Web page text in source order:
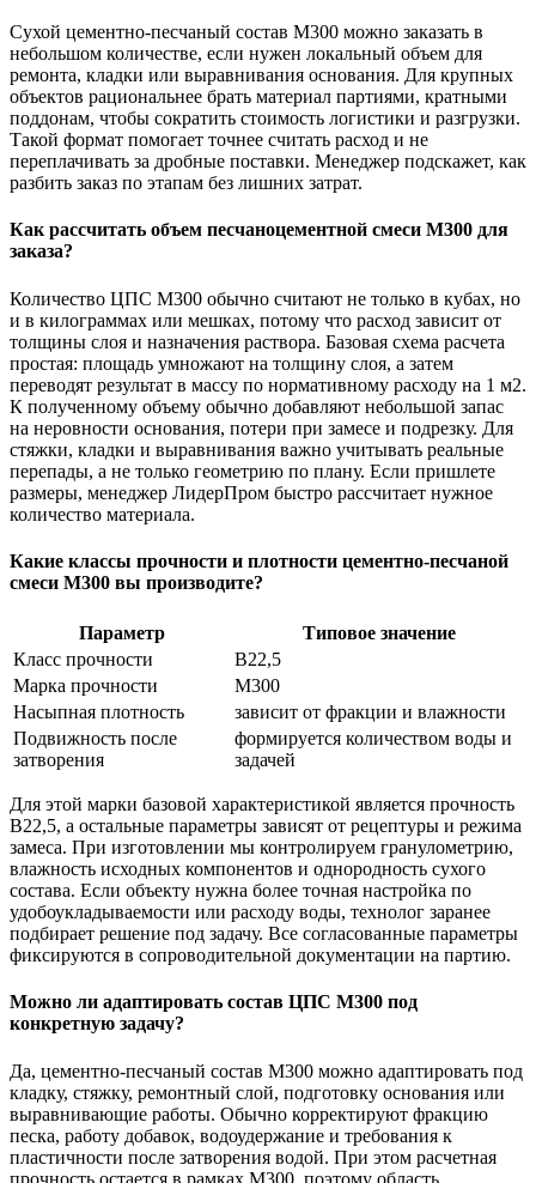
Сухой цементно-песчаный состав М300 можно заказать в
небольшом количестве, если нужен локальный объем для
ремонта, кладки или выравнивания основания. Для крупных
объектов рациональнее брать материал партиями, кратными
поддонам, чтобы сократить стоимость логистики и разгрузки.
Такой формат помогает точнее считать расход и не
переплачивать за дробные поставки. Менеджер подскажет, как
разбить заказ по этапам без лишних затрат.
Как рассчитать объем песчаноцементной смеси М300 для
заказа?
Количество ЦПС М300 обычно считают не только в кубах, но
и в килограммах или мешках, потому что расход зависит от
толщины слоя и назначения раствора. Базовая схема расчета
простая: площадь умножают на толщину слоя, а затем
переводят результат в массу по нормативному расходу на 1 м2.
К полученному объему обычно добавляют небольшой запас
на неровности основания, потери при замесе и подрезку. Для
стяжки, кладки и выравнивания важно учитывать реальные
перепады, а не только геометрию по плану. Если пришлете
размеры, менеджер ЛидерПром быстро рассчитает нужное
количество материала.
Какие классы прочности и плотности цементно-песчаной
смеси М300 вы производите?
Параметр
Типовое значение
Класс прочности
В22,5
Марка прочности
М300
Насыпная плотность
зависит от фракции и влажности
Подвижность после
затворения
формируется количеством воды и
задачей
Для этой марки базовой характеристикой является прочность
В22,5, а остальные параметры зависят от рецептуры и режима
замеса. При изготовлении мы контролируем гранулометрию,
влажность исходных компонентов и однородность сухого
состава. Если объекту нужна более точная настройка по
удобоукладываемости или расходу воды, технолог заранее
подбирает решение под задачу. Все согласованные параметры
фиксируются в сопроводительной документации на партию.
Можно ли адаптировать состав ЦПС М300 под
конкретную задачу?
Да, цементно-песчаный состав М300 можно адаптировать под
кладку, стяжку, ремонтный слой, подготовку основания или
выравнивающие работы. Обычно корректируют фракцию
песка, работу добавок, водоудержание и требования к
пластичности после затворения водой. При этом расчетная
прочность остается в рамках М300, поэтому область